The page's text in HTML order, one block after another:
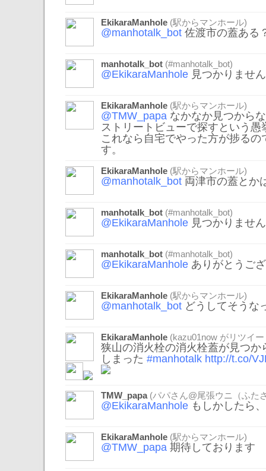
EkikaraManhole (駅からマンホール)
@manhotalk_bot 佐渡市の蓋ある
manhotalk_bot (#manhotalk_bot)
@EkikaraManhole 見つかりませ
EkikaraManhole (駅からマンホール)
@TMW_papa なかなか見つから
ストリートビューで探すという
これなら自宅でやった方が捗る
す。
EkikaraManhole (駅からマンホール)
@manhotalk_bot 両津市の蓋とか
manhotalk_bot (#manhotalk_bot)
@EkikaraManhole 見つかりませ
manhotalk_bot (#manhotalk_bot)
@EkikaraManhole ありがとうご
EkikaraManhole (駅からマンホール)
@manhotalk_bot どうしてそうな
EkikaraManhole (kazu01now がリツイー
狭山の消火栓の消火栓蓋が見つか
しまった #manhotalk http://t.co/
TMW_papa(パパさん@尾張ウニ（ふた
@EkikaraManhole もしかしたら
EkikaraManhole (駅からマンホール)
@TMW_papa 期待しております